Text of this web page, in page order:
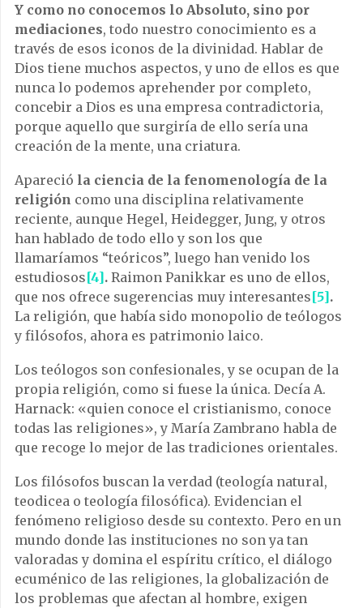
Y como no conocemos lo Absoluto, sino por
mediaciones, todo nuestro conocimiento es a
través de esos iconos de la divinidad. Hablar de
Dios tiene muchos aspectos, y uno de ellos es que
nunca lo podemos aprehender por completo,
concebir a Dios es una empresa contradictoria,
porque aquello que surgiría de ello sería una
creación de la mente, una criatura.
Apareció la ciencia de la fenomenología de la
religión como una disciplina relativamente
reciente, aunque Hegel, Heidegger, Jung, y otros
han hablado de todo ello y son los que
llamaríamos “teóricos”, luego han venido los
estudiosos[4]. Raimon Panikkar es uno de ellos,
que nos ofrece sugerencias muy interesantes[5].
La religión, que había sido monopolio de teólogos
y filósofos, ahora es patrimonio laico.
Los teólogos son confesionales, y se ocupan de la
propia religión, como si fuese la única. Decía A.
Harnack: «quien conoce el cristianismo, conoce
todas las religiones», y María Zambrano habla de
que recoge lo mejor de las tradiciones orientales.
Los filósofos buscan la verdad (teología natural,
teodicea o teología filosófica). Evidencian el
fenómeno religioso desde su contexto. Pero en un
mundo donde las instituciones no son ya tan
valoradas y domina el espíritu crítico, el diálogo
ecuménico de las religiones, la globalización de
los problemas que afectan al hombre, exigen